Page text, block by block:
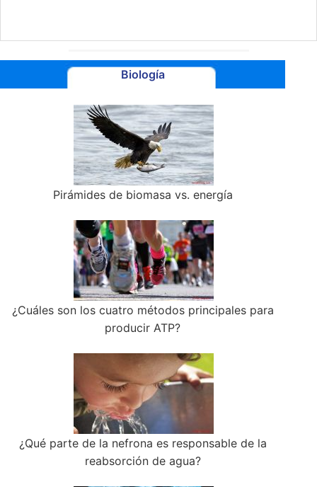
Biología
Pirámides de biomasa vs. energía
¿Cuáles son los cuatro métodos principales para
producir ATP?
¿Qué parte de la nefrona es responsable de la
reabsorción de agua?